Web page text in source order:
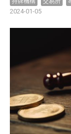
2024-01-05